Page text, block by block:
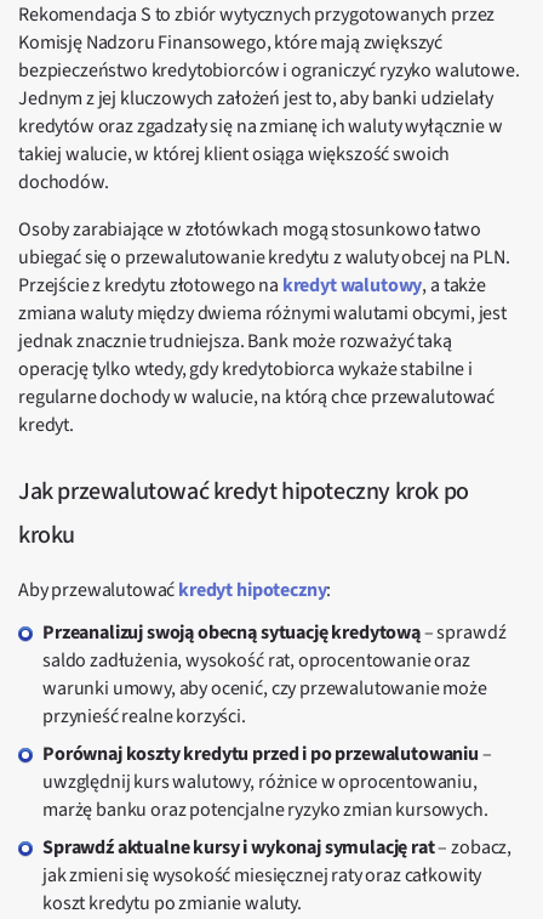
Rekomendacja S to zbiór wytycznych przygotowanych przez
Komisję Nadzoru Finansowego, które mają zwiększyć
bezpieczeństwo kredytobiorców i ograniczyć ryzyko walutowe.
Jednym z jej kluczowych założeń jest to, aby banki udzielały
kredytów oraz zgadzały się na zmianę ich waluty wyłącznie w
takiej walucie, w której klient osiąga większość swoich
dochodów.
Osoby zarabiające w złotówkach mogą stosunkowo łatwo
ubiegać się o przewalutowanie kredytu z waluty obcej na PLN.
Przejście z kredytu złotowego na kredyt walutowy, a także
zmiana waluty między dwiema różnymi walutami obcymi, jest
jednak znacznie trudniejsza. Bank może rozważyć taką
operację tylko wtedy, gdy kredytobiorca wykaże stabilne i
regularne dochody w walucie, na którą chce przewalutować
kredyt.
Jak przewalutować kredyt hipoteczny krok po
kroku
Aby przewalutowaćkredyt hipoteczny:
Przeanalizuj swoją obecną sytuację kredytową– sprawdź
saldo zadłużenia, wysokość rat, oprocentowanie oraz
warunki umowy, aby ocenić, czy przewalutowanie może
przynieść realne korzyści.
Porównaj koszty kredytu przed i po przewalutowaniu–
uwzględnij kurs walutowy, różnice w oprocentowaniu,
marżę banku oraz potencjalne ryzyko zmian kursowych.
Sprawdź aktualne kursy i wykonaj symulację rat– zobacz,
jak zmieni się wysokość miesięcznej raty oraz całkowity
koszt kredytu po zmianie waluty.